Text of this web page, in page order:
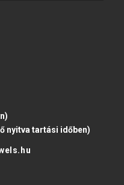
nyitva tartási időben)